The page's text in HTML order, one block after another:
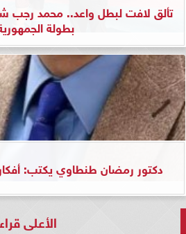
تألق لافت لبطل واعد.. محمد رجب
بطولة
دكتور رمضان طنطاوي يكتب: أفكار
الأعلى